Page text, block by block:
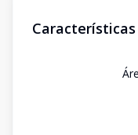
Características